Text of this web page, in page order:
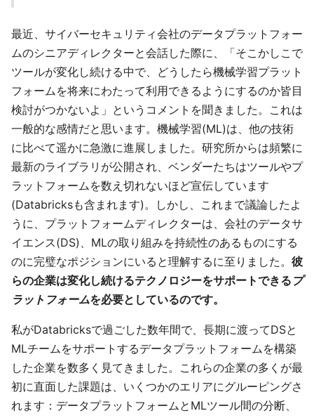
最近、サイバーセキュリティ会社のデータプラットフォー
ムのシニアディレクターと会話した際に、「そこかしこで
ツールが変化し続ける中で、どうしたら機械学習プラット
フォームを将来にわたって利用できるようにするのか皆目
検討がつかないよ」というコメントを聞きました。これは
一般的な感情だと思います。機械学習(ML)は、他の技術
に比べて遥かに急激に進展しました。研究所からは頻繁に
最新のライブラリが公開され、ベンダーたちはツールやプ
ラットフォームを数え切れないほど宣伝しています
(Databricksも含まれます)。しかし、これまで議論したよ
うに、プラットフォームディレクターは、会社のデータサ
イエンス(DS)、MLの取り組みを持続性のあるものにする
のに完璧なポジションにいると理解するに至りました。 彼
らの企業は変化し続けるテクノロジーをサポートできる プ
ラットフォームを必要としているのです。
私がDatabricksで過ごした数年間で、長期に渡ってDSと
MLチームをサポートするデータプラットフォームを構築
した企業を数多く見てきました。これらの企業の多くが最
初に直面した課題は、いくつかのエリアにグルーピングさ
れます：データプラットフォームとMLツール間の分断、